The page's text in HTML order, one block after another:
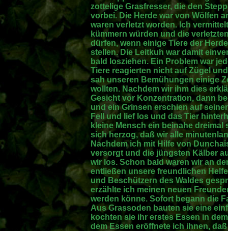
zottelige Grasfresser, die den
vorbei. Die Herde war von Wölfen
waren verletzt worden. Ich
kümmern würden und die
dürfen, wenn einige Tiere der
stellen. Die Leitkuh war damit
bald losziehen. Ein Problem war
Tiere reagierten nicht auf Zügel
sah unseren Bemühungen einige
wollten. Nachdem wir ihm dies
Gesicht vor Konzentration, dann
und ein Grinsen erschien auf
Fell und lief los und das Tier
kleine Mensch ein beinahe
sich herzog, daß wir alle
Nachdem ich mit Hilfe von
versorgt und die jüngsten Kälber
wir los. Schon bald waren wir an
entließen unsere freundlichen
und Beschützern des Waldes
erzählte ich meinen neuen
werden könne. Sofort begann die
Aus Grassoden bauten sie eine
kochten sie ihr erstes Essen in
dem Essen eröffnete ich ihnen,